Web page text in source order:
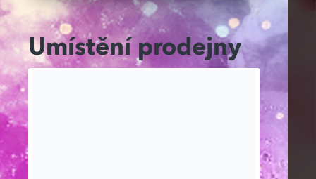
Umístění prodejny